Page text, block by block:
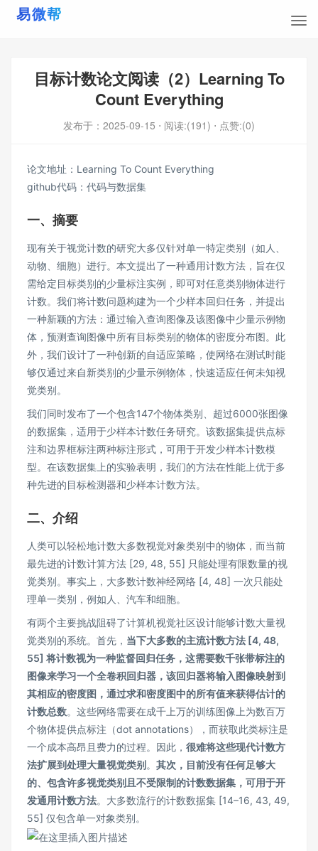
目标计数论文阅读（2）Learning To
Count Everything
发布于： 2025-09-15 ⋅ 阅读:(191) ⋅ 点赞:(0)
论文地址： Learning To Count Everything
github代码： 代码与数据集
一、摘要
现有关于视觉计数的研究大多仅针对单一特定类别（如人、
动物、细胞）进行。本文提出了一种通用计数方法，旨在仅
需给定目标类别的少量标注实例，即可对任意类别物体进行
计数。我们将计数问题构建为一个少样本回归任务，并提出
一种新颖的方法：通过输入查询图像及该图像中少量示例物
体，预测查询图像中所有目标类别的物体的密度分布图。此
外，我们设计了一种创新的自适应策略，使网络在测试时能
够仅通过来自新类别的少量示例物体，快速适应任何未知视
觉类别。
我们同时发布了一个包含147个物体类别、超过6000张图像
的数据集，适用于少样本计数任务研究。该数据集提供点标
注和边界框标注两种标注形式，可用于开发少样本计数模
型。在该数据集上的实验表明，我们的方法在性能上优于多
种先进的目标检测器和少样本计数方法。
二、介绍
人类可以轻松地计数大多数视觉对象类别中的物体，而当前
最先进的计数计算方法 [29, 48, 55] 只能处理有限数量的视
觉类别。事实上，大多数计数神经网络 [4, 48] 一次只能处
理单一类别，例如人、汽车和细胞。
有两个主要挑战阻碍了计算机视觉社区设计能够计数大量视
觉类别的系统。首先， 当下大多数的主流计数方法 [4, 48,
55] 将计数视为一种监督回归任务，这需要数千张带标注的
图像来学习一个全卷积回归器，该回归器将输入图像映射到
其相应的密度图，通过求和密度图中的所有值来获得估计的
计数总数。这些网络需要在成千上万的训练图像上为数百万
个物体提供点标注（dot annotations），而获取此类标注是
一个成本高昂且费力的过程。因此， 很难将这些现代计数方
法扩展到处理大量视觉类别。 其次，目前没有任何足够大
的、包含许多视觉类别且不受限制的计数数据集，可用于开
发通用计数方法。大多数流行的计数数据集 [14–16, 43, 49,
55] 仅包含单一对象类别。